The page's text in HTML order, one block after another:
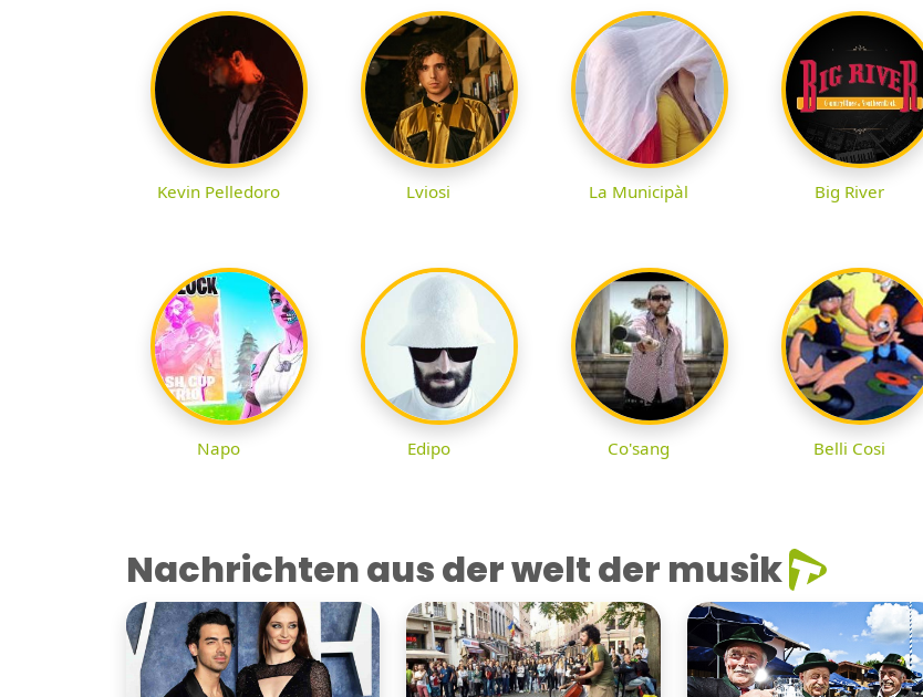
Kevin Pelledoro Lviosi La Municipàl Big River
Napo Edipo Co'sang Belli Cosi
Nachrichten aus der welt der musik